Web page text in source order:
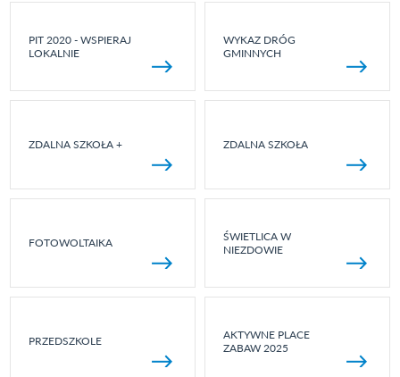
PIT 2020 - WSPIERAJ
LOKALNIE
WYKAZ DRÓG
GMINNYCH
ZDALNA SZKOŁA + ZDALNA SZKOŁA
FOTOWOLTAIKA
ŚWIETLICA W
NIEZDOWIE
PRZEDSZKOLE
AKTYWNE PLACE
ZABAW 2025